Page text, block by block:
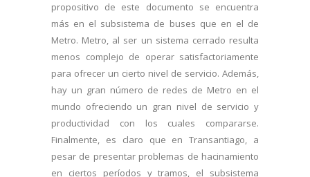
propositivo de este documento se encuentra
más en el subsistema de buses que en el de
Metro. Metro, al ser un sistema cerrado resulta
menos complejo de operar satisfactoriamente
para ofrecer un cierto nivel de servicio. Además,
hay un gran número de redes de Metro en el
mundo ofreciendo un gran nivel de servicio y
productividad con los cuales compararse.
Finalmente, es claro que en Transantiago, a
pesar de presentar problemas de hacinamiento
en ciertos períodos y tramos, el subsistema